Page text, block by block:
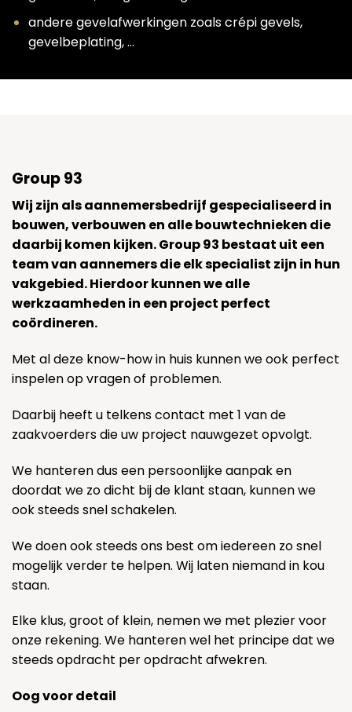
andere gevelafwerkingen zoals crépi gevels,
gevelbeplating, …
Group 93
Wij zijn als aannemersbedrijf gespecialiseerd in
bouwen, verbouwen en alle bouwtechnieken die
daarbij komen kijken. Group 93 bestaat uit een
team van aannemers die elk specialist zijn in hun
vakgebied. Hierdoor kunnen we alle
werkzaamheden in een project perfect
coördineren.
Met al deze know-how in huis kunnen we ook perfect
inspelen op vragen of problemen.
Daarbij heeft u telkens contact met 1 van de
zaakvoerders die uw project nauwgezet opvolgt.
We hanteren dus een persoonlijke aanpak en
doordat we zo dicht bij de klant staan, kunnen we
ook steeds snel schakelen.
We doen ook steeds ons best om iedereen zo snel
mogelijk verder te helpen. Wij laten niemand in kou
staan.
Elke klus, groot of klein, nemen we met plezier voor
onze rekening. We hanteren wel het principe dat we
steeds opdracht per opdracht afwekren.
Oog voor detail